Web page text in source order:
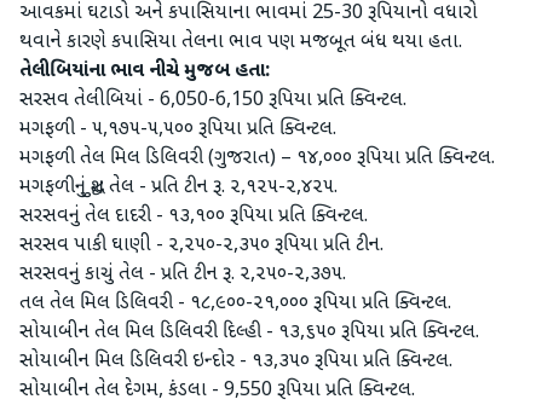
આવકમાં ઘટાડો અને કપાસિયાના ભાવમાં 25-30 રૂપિયાનો વધારો
થવાને કારણે કપાસિયા તેલના ભાવ પણ મજબૂત બંધ થયા હતા.
તેલીબિયાંના ભાવ નીચે મુજબ હતા:
સરસવ તેલીબિયાં - 6,050-6,150 રૂપિયા પ્રતિ ક્વિન્ટલ.
મગફળી - ૫,૧૭૫-૫,૫૦૦ રૂપિયા પ્રતિ ક્વિન્ટલ.
મગફળી તેલ મિલ ડિલિવરી (ગુજરાત) – ૧૪,૦૦૦ રૂપિયા પ્રતિ ક્વિન્ટલ.
મગફળીનું શુદ્ધ તેલ - પ્રતિ ટીન રૂ. ૨,૧૨૫-૨,૪૨૫.
સરસવનું તેલ દાદરી - ૧૩,૧૦૦ રૂપિયા પ્રતિ ક્વિન્ટલ.
સરસવ પાકી ઘાણી - ૨,૨૫૦-૨,૩૫૦ રૂપિયા પ્રતિ ટીન.
સરસવનું કાચું તેલ - પ્રતિ ટીન રૂ. ૨,૨૫૦-૨,૩૭૫.
તલ તેલ મિલ ડિલિવરી - ૧૮,૯૦૦-૨૧,૦૦૦ રૂપિયા પ્રતિ ક્વિન્ટલ.
સોયાબીન તેલ મિલ ડિલિવરી દિલ્હી - ૧૩,૬૫૦ રૂપિયા પ્રતિ ક્વિન્ટલ.
સોયાબીન મિલ ડિલિવરી ઇન્દોર - ૧૩,૩૫૦ રૂપિયા પ્રતિ ક્વિન્ટલ.
સોયાબીન તેલ દેગમ, કંડલા - 9,550 રૂપિયા પ્રતિ ક્વિન્ટલ.